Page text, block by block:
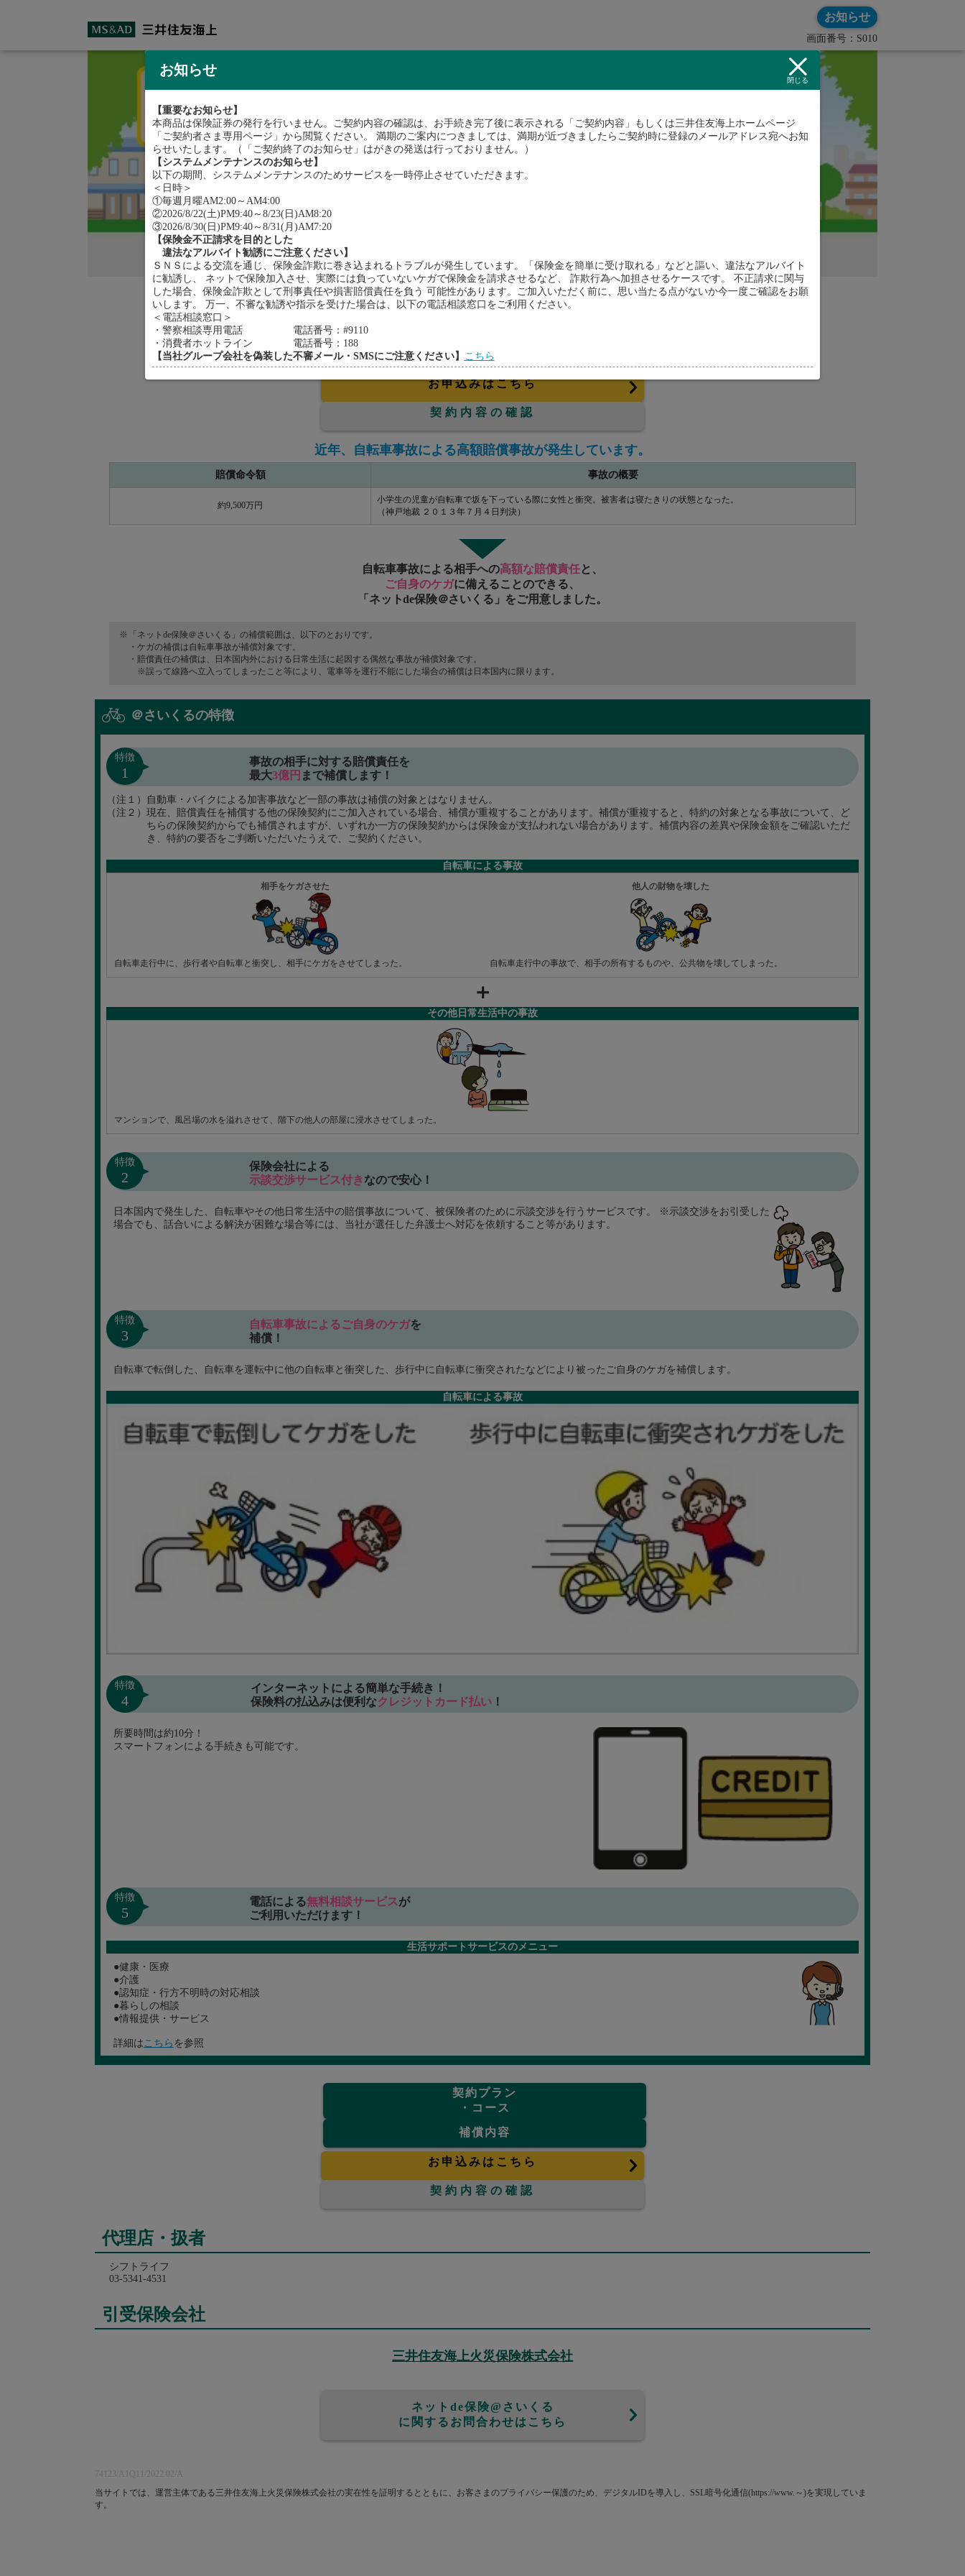
お知らせ
画面番号：S010
補償内容
お申込みはこちら
契約内容の確認
近年、自転車事故による高額賠償事故が発生しています。
賠償命令額 事故の概要
約9,500万円
小学生の児童が自転車で坂を下っている際に女性と衝突。被害者は寝たきりの状態となった。
（神戸地裁 ２０１３年７月４日判決）
自転車事故による相手への高額な賠償責任と、
ご自身のケガに備えることのできる、
「ネットde保険＠さいくる」をご用意しました。
「ネットde保険＠さいくる」の補償範囲は、以下のとおりです。
・ケガの補償は自転車事故が補償対象です。
・賠償責任の補償は、日本国内外における日常生活に起因する偶然な事故が補償対象です。
※誤って線路へ立入ってしまったこと等により、電車等を運行不能にした場合の補償は日本国内に限ります。
＠さいくるの特徴
特徴
1
事故の相手に対する賠償責任を
最大3億円 まで補償します！
（注１）
自動車・バイクによる加害事故など一部の事故は補償の対象とはなりません。
（注２） 現在、賠償責任を補償する他の保険契約にご加入されている場合、補償が重複することがあります。補償が重複すると、特約の対象となる事故について、ど
ちらの保険契約からでも補償されますが、いずれか一方の保険契約からは保険金が支払われない場合があります。補償内容の差異や保険金額をご確認いただ
き、特約の要否をご判断いただいたうえで、ご契約ください。
自転車による事故
相手をケガさせた
自転車走行中に、歩行者や自転車と衝突し、相手にケガをさせてしまった。
他人の財物を壊した
自転車走行中の事故で、相手の所有するものや、公共物を壊してしまった。
＋
その他日常生活中の事故
マンションで、風呂場の水を溢れさせて、階下の他人の部屋に浸水させてしまった。
特徴
2
保険会社による
示談交渉サービス付き なので安心！
日本国内で発生した、自転車やその他日常生活中の賠償事故について、被保険者のために示談交渉を行うサービスです。
※示談交渉をお引受した
場合でも、話合いによる解決が困難な場合等には、当社が選任した弁護士へ対応を依頼すること等があります。
特徴
3
自転車事故によるご自身のケガを
補償！
自転車で転倒した、自転車を運転中に他の自転車と衝突した、歩行中に自転車に衝突されたなどにより被ったご自身のケガを補償します。
自転車による事故
特徴
4
インターネットによる簡単な手続き！
保険料の払込みは便利なクレジットカード払い ！
所要時間は約10分！
スマートフォンによる手続きも可能です。
特徴
5
電話による無料相談サービスが
ご利用いただけます！
生活サポートサービスのメニュー
●健康・医療
●介護
●認知症・行方不明時の対応相談
●暮らしの相談
●情報提供・サービス
詳細は こちら を参照
契約プラン
・コース
補償内容
お申込みはこちら
契約内容の確認
代理店・扱者
シフトライフ
03-5341-4531
引受保険会社
三井住友海上火災保険株式会社
ネットde保険@さいくる
に関するお問合わせはこちら
74123/A1Q11/2022.02/A
当サイトでは、運営主体である三井住友海上火災保険株式会社の実在性を証明するとともに、お客さまのプライバシー保護のため、デジタルIDを導入し、SSL暗号化通信(https://www.～)を実現していま
す。
お知らせ
閉じる
【重要なお知らせ】
本商品は保険証券の発行を行いません。ご契約内容の確認は、お手続き完了後に表示される「ご契約内容」もしくは三井住友海上ホームページ
「ご契約者さま専用ページ」から閲覧ください。 満期のご案内につきましては、満期が近づきましたらご契約時に登録のメールアドレス宛へお知
らせいたします。（「ご契約終了のお知らせ」はがきの発送は行っておりません。）
【システムメンテナンスのお知らせ】
以下の期間、システムメンテナンスのためサービスを一時停止させていただきます。
＜日時＞
①毎週月曜AM2:00～AM4:00
②2026/8/22(土)PM9:40～8/23(日)AM8:20
③2026/8/30(日)PM9:40～8/31(月)AM7:20
【保険金不正請求を目的とした
違法なアルバイト勧誘にご注意ください】
ＳＮＳによる交流を通じ、保険金詐欺に巻き込まれるトラブルが発生しています。「保険金を簡単に受け取れる」などと謳い、違法なアルバイト
に勧誘し、 ネットで保険加入させ、実際には負っていないケガで保険金を請求させるなど、 詐欺行為へ加担させるケースです。 不正請求に関与
した場合、保険金詐欺として刑事責任や損害賠償責任を負う 可能性があります。ご加入いただく前に、思い当たる点がないか今一度ご確認をお願
いします。 万一、不審な勧誘や指示を受けた場合は、以下の電話相談窓口をご利用ください。
＜電話相談窓口＞
・警察相談専用電話 電話番号：#9110
・消費者ホットライン 電話番号：188
【当社グループ会社を偽装した不審メール・SMSにご注意ください】 こちら